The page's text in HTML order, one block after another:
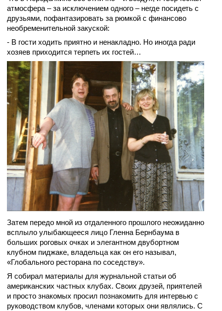
атмосфера – за исключением одного – негде посидеть с
друзьями, пофантазировать за рюмкой с финансово
необременительной закуской:
- В гости ходить приятно и ненакладно. Но иногда ради
хозяев приходится терпеть их гостей…
Затем передо мной из отдаленного прошлого неожиданно
всплыло улыбающееся лицо Гленна Бернбаума в
больших роговых очках и элегантном двубортном
клубном пиджаке, владельца как он его называл,
«Глобального ресторана по соседству».
Я собирал материалы для журнальной статьи об
американских частных клубах. Своих друзей, приятелей
и просто знакомых просил познакомить для интервью с
руководством клубов, членами которых они являлись. С